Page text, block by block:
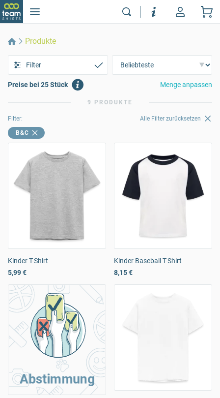
Produkte
Filter
Preise bei 25 Stück Menge anpassen
9 PRODUKTE
Filter: Alle Filter zurücksetzen
B&C
Kinder T-Shirt
5,99 €
Kinder Baseball T-Shirt
8,15 €
Abstimmung